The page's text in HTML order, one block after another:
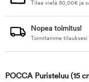
Tilaa vielä 50,00€ ja
Nopea toimitus!
Toimitamme tilauksesi
POCCA Puristeluu (15